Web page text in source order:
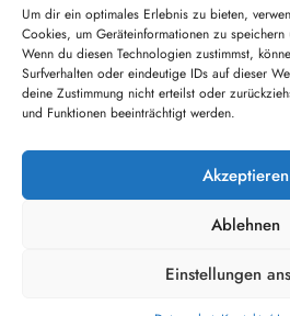
Um dir ein optimales Erlebnis zu bieten,
Cookies, um Geräteinformationen zu
Wenn du diesen Technologien zustimmst,
Surfverhalten oder eindeutige IDs auf dieser
deine Zustimmung nicht erteilst oder
und Funktionen beeinträchtigt werden.
Akzeptieren
Ablehnen
Einstellungen
Leistungsprüfung
Kontakt / Impressum